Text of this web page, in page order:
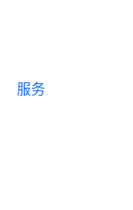
服务